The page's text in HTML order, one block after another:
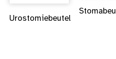
Urostomiebeutel